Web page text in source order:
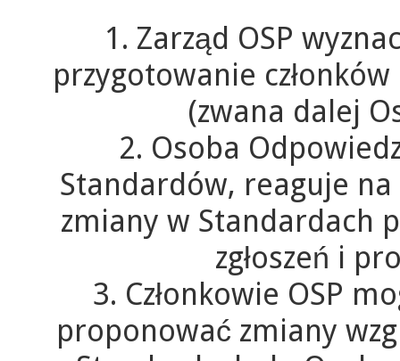
1. Zarząd OSP
przygotowanie
(zwana dalej
2. Osoba
Standardów, reaguje
zmiany w Standardach
zgłoszeń i
3. Członkowie OSP
proponować zmiany